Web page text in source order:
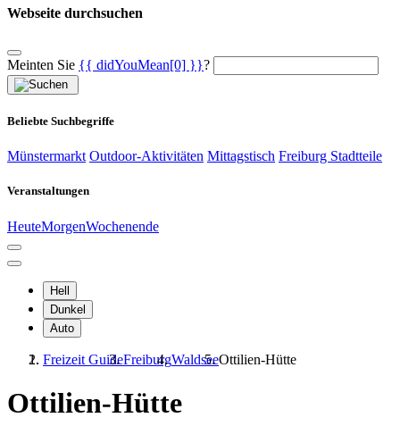
Webseite durchsuchen
Meinten Sie {{ didYouMean[0] }}?
Beliebte Suchbegriffe
Münstermarkt Outdoor-Aktivitäten Mittagstisch Freiburg Stadtteile
Veranstaltungen
HeuteMorgenWochenende
Hell
Dunkel
Auto
Freizeit GuideFreiburgWaldseeOttilien-Hütte
Ottilien-Hütte